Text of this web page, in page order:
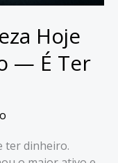
Hoje
— É Ter
ter dinheiro.